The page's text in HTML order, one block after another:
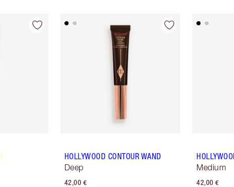
HOLLYWOOD CONTOUR WAND
Deep
42,00 €
Medium
42,00 €